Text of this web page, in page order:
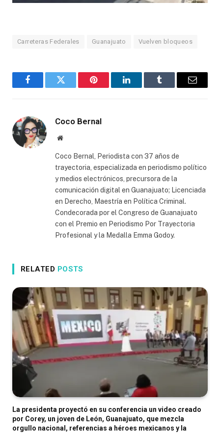
Carreteras Federales Guanajuato Vuelven bloqueos
FacebookTwitter Pinterest LinkedInTumblr Email
Coco Bernal
Website
Coco Bernal, Periodista con 37 años de
trayectoria, especializada en periodismo político
y medios electrónicos, precursora de la
comunicación digital en Guanajuato; Licenciada
en Derecho, Maestría en Política Criminal.
Condecorada por el Congreso de Guanajuato
con el Premio en Periodismo Por Trayectoria
Profesional y la Medalla Emma Godoy.
RELATED POSTS
La presidenta proyectó en su conferencia un video creado
por Corey, un joven de León, Guanajuato, que mezcla
orgullo nacional, referencias a héroes mexicanos y la